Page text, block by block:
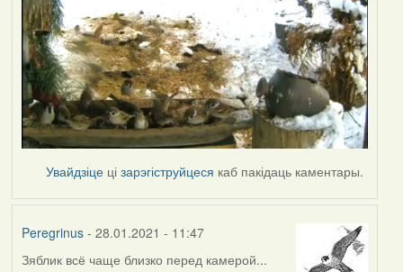
Увайдзіце цізарэгіструйцеся каб пакідаць каментары.
Peregrinus- 28.01.2021 - 11:47
Зяблик всё чаще близко перед камерой...